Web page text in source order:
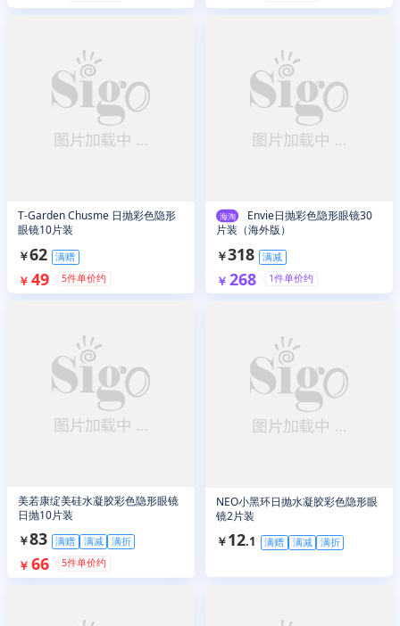
T-Garden Chusme 日抛彩色隐形
眼镜10片装
￥62 满赠
￥ 49 5件单价约
海淘
Envie日抛彩色隐形眼镜30
片装（海外版）
￥318 满减
￥ 268 1件单价约
美若康绽美硅水凝胶彩色隐形眼镜
日抛10片装
￥83 满赠 满减 满折
￥ 66 5件单价约
NEO小黑环日抛水凝胶彩色隐形眼
镜2片装
￥12.1 满赠 满减 满折